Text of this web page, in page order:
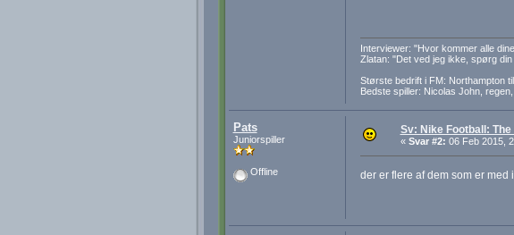
Interviewer: "Hvor kommer alle
Zlatan: "Det ved jeg ikke, spørg din
Største bedrift i FM: Northampton
Bedste spiller: Nicolas John,
Pats
Juniorspiller
Offline
Sv: Nike Football:
« Svar #2: 06 Feb 2015,
der er flere af dem som er med